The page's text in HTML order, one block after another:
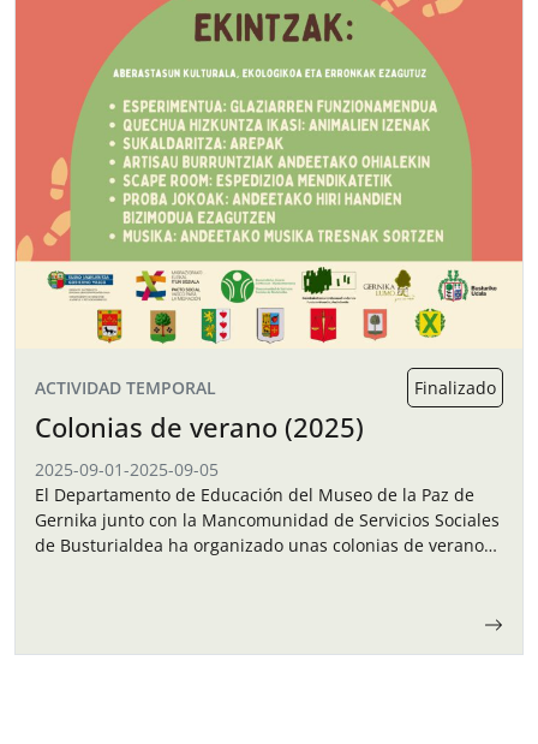
ACTIVIDAD TEMPORAL Finalizado
Colonias de verano (2025)
2025-09-01-2025-09-05
El Departamento de Educación del Museo de la Paz de
Gernika junto con la Mancomunidad de Servicios Sociales
de Busturialdea ha organizado unas colonias de verano